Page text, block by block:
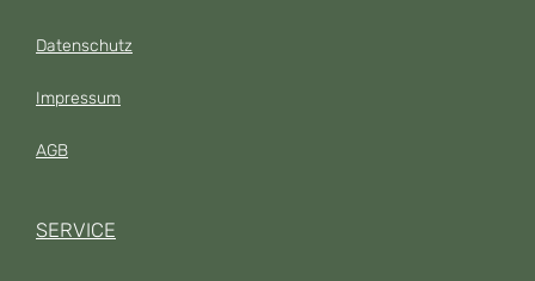
Datenschutz
Impressum
AGB
SERVICE